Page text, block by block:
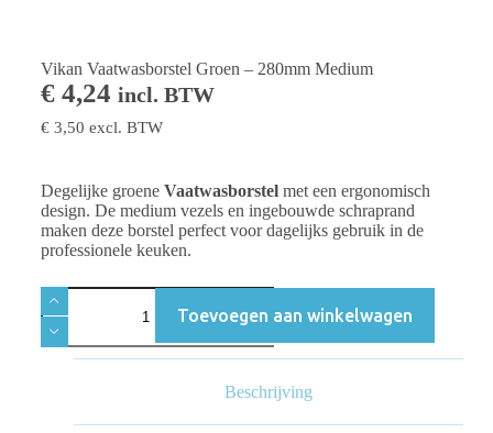
Vikan Vaatwasborstel Groen – 280mm Medium
€4,24 incl. BTW
€3,50 excl. BTW
Degelijke groene Vaatwasborstelmet een ergonomisch
design. De medium vezels en ingebouwde schraprand
maken deze borstel perfect voor dagelijks gebruik in de
professionele keuken.
Toevoegen aan winkelwagen
Beschrijving